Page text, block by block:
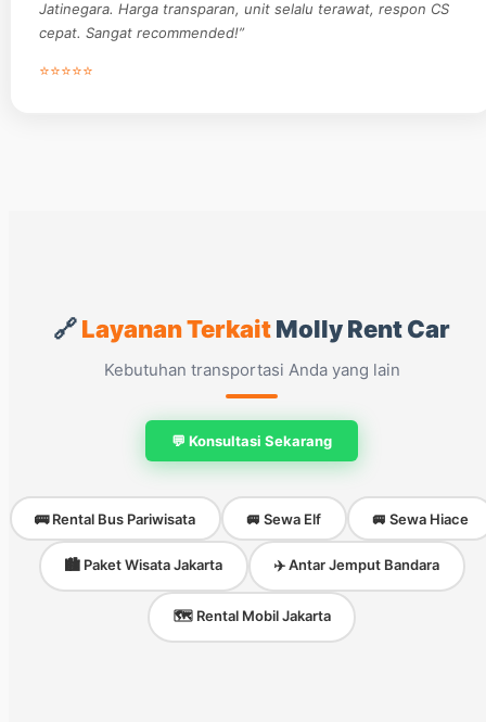
Jatinegara. Harga transparan, unit selalu terawat, respon CS
cepat. Sangat recommended!”
⭐⭐⭐⭐⭐
🔗Layanan TerkaitMolly Rent Car
Kebutuhan transportasi Anda yang lain
💬 Konsultasi Sekarang
🚌 Rental Bus Pariwisata 🚐 Sewa Elf 🚐 Sewa Hiace
🏙️ Paket Wisata Jakarta ✈️ Antar Jemput Bandara
🗺️ Rental Mobil Jakarta